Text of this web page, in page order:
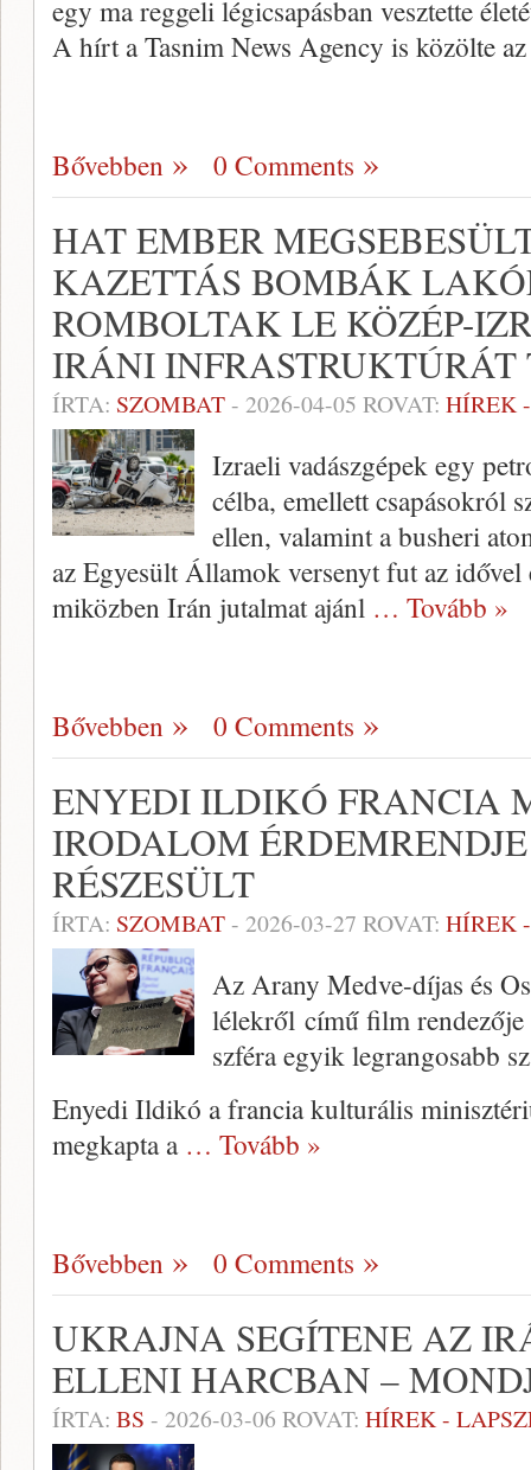
egy ma reggeli légicsapásban vesztette
A hírt a Tasnim News Agency is közölte
Bővebben 0 Comments
HAT EMBER
KAZETTÁS BOMBÁK
ROMBOLTAK LE KÖZÉP-
IRÁNI
ÍRTA: SZOMBAT- 2026-04-05 ROVAT: HÍREK
Izraeli vadászgépek egy
célba, emellett csapásokról
ellen, valamint a busheri
az Egyesült Államok versenyt fut az
miközben Irán jutalmat ajánl … Tovább »
Bővebben 0 Comments
ENYEDI ILDIKÓ FRANCIA
IRODALOM
RÉSZESÜLT
ÍRTA: SZOMBAT- 2026-03-27 ROVAT: HÍREK
Az Arany Medve-díjas és
lélekről című film
szféra egyik legrangosabb
Enyedi Ildikó a francia kulturális
megkapta a … Tovább »
Bővebben 0 Comments
UKRAJNA SEGÍTENE AZ
ELLENI HARCBAN –
ÍRTA: BS - 2026-03-06 ROVAT: HÍREK -